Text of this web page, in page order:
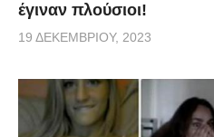
έγιναν πλούσιοι!
19 ΔΕΚΕΜΒΡΊΟΥ, 2023